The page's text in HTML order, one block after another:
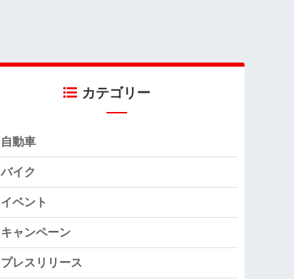
カテゴリー
自動車
バイク
イベント
キャンペーン
プレスリリース